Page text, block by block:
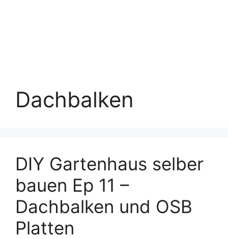
Dachbalken
DIY Gartenhaus selber
bauen Ep 11 –
Dachbalken und OSB
Platten